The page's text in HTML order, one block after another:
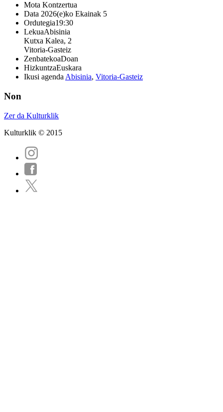
Mota Kontzertua
Data 2026(e)ko Ekainak 5
Ordutegia19:30
LekuaAbisinia
Kutxa Kalea, 2
Vitoria-Gasteiz
ZenbatekoaDoan
HizkuntzaEuskara
Ikusi agenda Abisinia, Vitoria-Gasteiz
Non
Zer da Kulturklik
Kulturklik © 2015